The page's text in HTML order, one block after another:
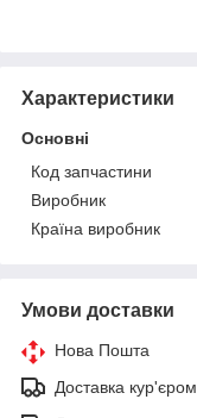
Характеристики
Основні
Код запчастини
Виробник
Країна виробник
Умови доставки
Нова Пошта
Доставка кур'єром